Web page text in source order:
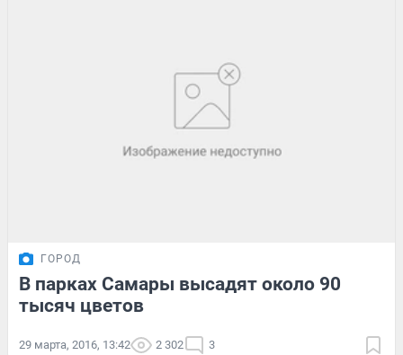
ГОРОД
В парках Самары высадят около 90
тысяч цветов
29 марта, 2016, 13:42 2 302 3